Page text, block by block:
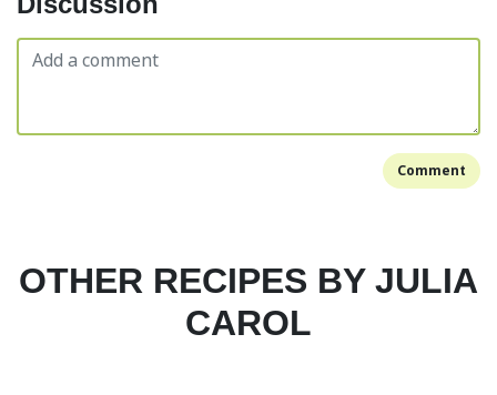
Comment
OTHER RECIPES BY JULIA
CAROL